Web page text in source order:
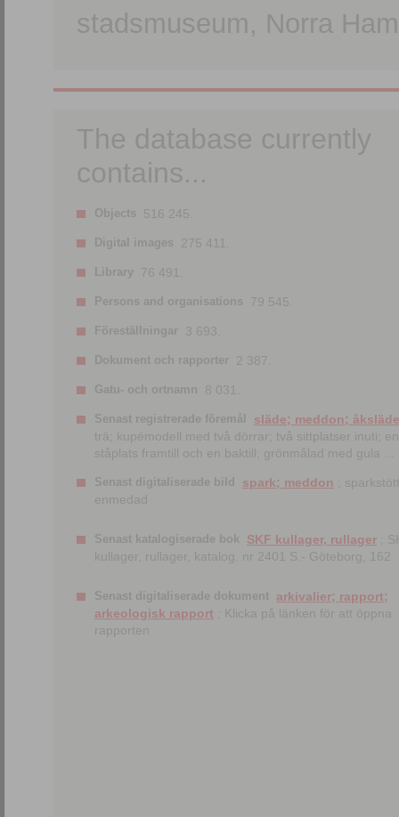
stadsmuseum, Norra
The database currently
contains...
Objects 516 245.
Digital images 275 411.
Library 76 491.
Persons and organisations 79 545.
Föreställningar 3 693.
Dokument och rapporter 2 387.
Gatu- och ortnamn 8 031.
Senast registrerade föremål
släde; meddon; åksläde
trä; kupémodell med två dörrar; två sittplatser inuti; en
ståplats framtill och en baktill; grönmålad med gula ...
Senast digitaliserade bild spark; meddon ;
enmedad
Senast katalogiserade bok SKF kullager, rullager ;
kullager, rullager, katalog. nr 2401 S.- Göteborg, 162
Senast digitaliserade dokument arkivalier; rapport;
arkeologisk rapport ; Klicka på länken för att öppna
rapporten